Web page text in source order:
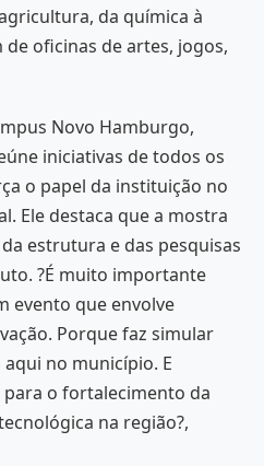
da química à
oficinas de artes, jogos,
Novo Hamburgo,
iniciativas de todos os
o papel da instituição no
Ele destaca que a mostra
estrutura e das pesquisas
?É muito importante
evento que envolve
Porque faz simular
no município. E
o fortalecimento da
na região?,